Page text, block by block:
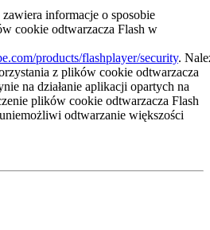
informacje o sposobie
cookie odtwarzacza Flash w
products/flashplayer/security.
z plików cookie odtwarzacza
na działanie aplikacji opartych na
plików cookie odtwarzacza Flash
odtwarzanie większości